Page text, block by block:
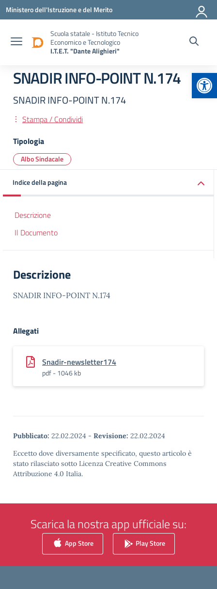
Vai ai contenuti
Vai al menu di navigazione
Vai al footer
Ministero dell'Istruzione e del Merito
Scuola statale - Istituto Tecnico
Economico e Tecnologico
I.T.E.T. "Dante Alighieri"
SNADIR INFO-POINT N.174
SNADIR INFO-POINT N.174
Stampa / Condividi
Tipologia
Albo Sindacale
Indice della pagina
Descrizione
Il Documento
Descrizione
SNADIR INFO-POINT N.174
Allegati
Snadir-newsletter174
pdf - 1046 kb
Pubblicato: 22.02.2024 - Revisione: 22.02.2024
Eccetto dove diversamente specificato, questo articolo è
stato rilasciato sotto Licenza Creative Commons
Attribuzione 4.0 Italia.
Scarica la nostra app ufficiale su:
App Store Play Store